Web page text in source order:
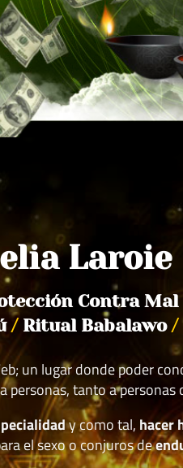
Laroie
Contra Mal
/Ritual Babalawo /
un lugar donde poder
personas, tanto a personas
y como tal, hacer
el sexo o conjuros de